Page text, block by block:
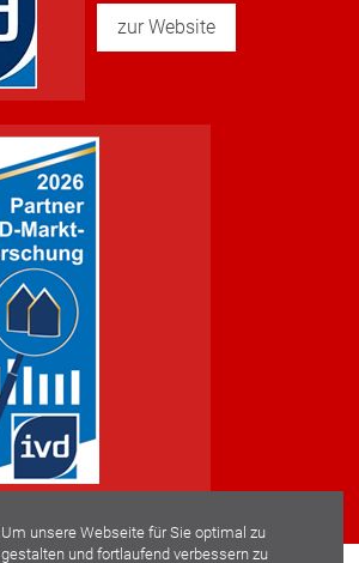
Um unsere Webseite für Sie optimal zu
gestalten und fortlaufend verbessern zu
zur Website